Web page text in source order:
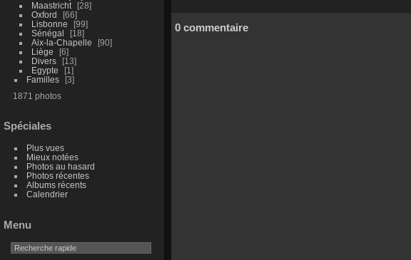
Maastricht
28
Oxford
66
Lisbonne
99
Sénégal
18
Aix-la-Chapelle
90
Liège
6
Divers
13
Egypte
1
Familles
3
1871 photos
Spéciales
Plus vues
Mieux notées
Photos au hasard
Photos récentes
Albums récents
Calendrier
Menu
0 commentaire